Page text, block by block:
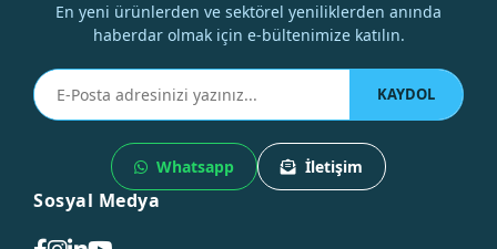
En yeni ürünlerden ve sektörel yeniliklerden anında
haberdar olmak için e-bültenimize katılın.
KAYDOL
Whatsapp İletişim
Sosyal Medya